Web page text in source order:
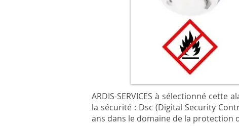
ARDIS-SERVICES à sélectionné
la sécurité : Dsc (Digital Security
ans dans le domaine de la protection